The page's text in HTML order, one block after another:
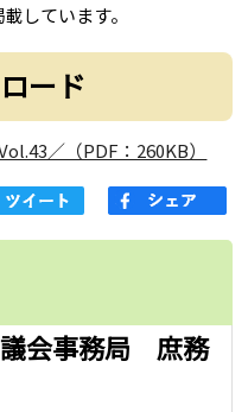
しています。
ード
／（PDF：260KB）
会事務局 庶務